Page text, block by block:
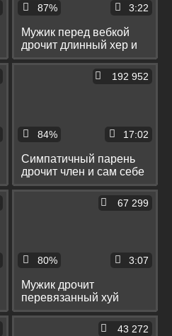
87% 3:22
Мужик перед вебкой
дрочит длинный хер и
кончает себе на ногу
84%
192 952
17:02
Симпатичный парень
дрочит член и сам себе
кончает в рот
80%
67 299
3:07
Мужик дрочит
перевязанный хуй
вибратором и кончает
себе на бритый лобок
43 272